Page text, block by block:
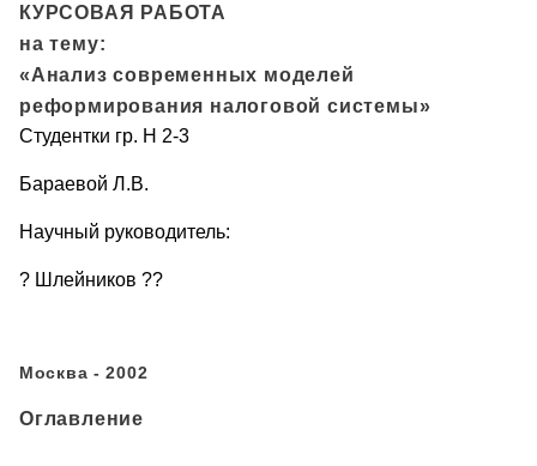
КУРСОВАЯ РАБОТА
на тему:
«Анализ современных моделей
реформирования налоговой системы»
Студентки гр. Н 2-3
Бараевой Л.В.
Научный руководитель:
? Шлейников ??
Москва - 2002
Оглавление